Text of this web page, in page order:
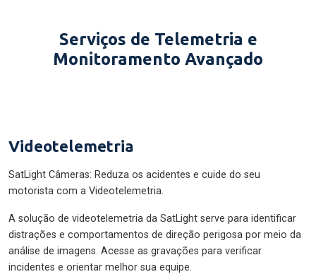
Serviços de Telemetria e
Monitoramento Avançado
Videotelemetria
SatLight Câmeras: Reduza os acidentes e cuide do seu
motorista com a Videotelemetria.
A solução de videotelemetria da SatLight serve para identificar
distrações e comportamentos de direção perigosa por meio da
análise de imagens. Acesse as gravações para verificar
incidentes e orientar melhor sua equipe.